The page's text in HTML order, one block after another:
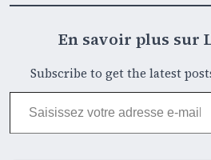
En savoir plus sur
Subscribe to get the latest
Saisissez votre adresse e-mail…